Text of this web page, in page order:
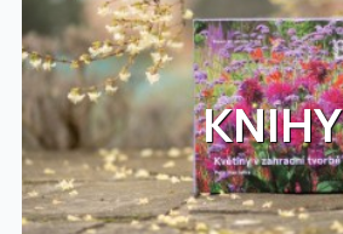
KNIHY